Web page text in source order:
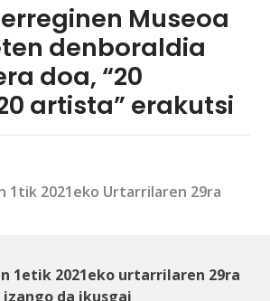
Museoa
denboraldia
doa, “20
artista” erakutsi
1tik 2021eko Urtarrilaren 29ra
1etik 2021eko urtarrilaren 29ra
izango da ikusgai